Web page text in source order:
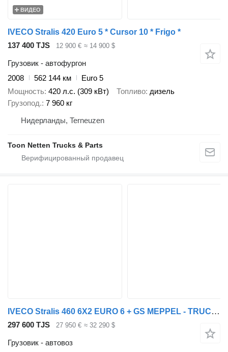
ВИДЕО
IVECO Stralis 420 Euro 5 * Cursor 10 * Frigo *
137 400 TJS
12 900 € ≈ 14 900 $
Грузовик - автофургон
2008
562 144 км
Euro 5
Мощность 420 л.с. (309 кВт) Топливо дизель
Грузопод. 7 960 кг
Нидерланды, Terneuzen
Toon Netten Trucks & Parts
IVECO Stralis 460 6X2 EURO 6 + GS MEPPEL - TRUCK-TRANSPORTER + прицеп автовоз
297 600 TJS 27 950 € ≈ 32 290 $
Грузовик - автовоз